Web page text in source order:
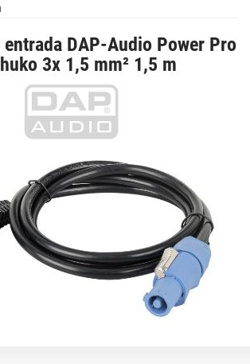
DAP-Audio Power Pro
3x 1,5 mm² 1,5 m